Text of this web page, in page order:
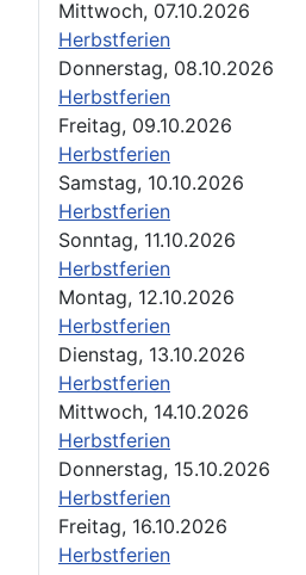
Mittwoch, 07.10.2026
Herbstferien
Donnerstag, 08.10.2026
Herbstferien
Freitag, 09.10.2026
Herbstferien
Samstag, 10.10.2026
Herbstferien
Sonntag, 11.10.2026
Herbstferien
Montag, 12.10.2026
Herbstferien
Dienstag, 13.10.2026
Herbstferien
Mittwoch, 14.10.2026
Herbstferien
Donnerstag, 15.10.2026
Herbstferien
Freitag, 16.10.2026
Herbstferien